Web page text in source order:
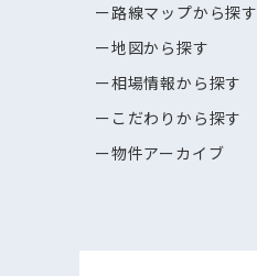
路線マップから探す
地図から探す
相場情報から探す
こだわりから探す
物件アーカイブ